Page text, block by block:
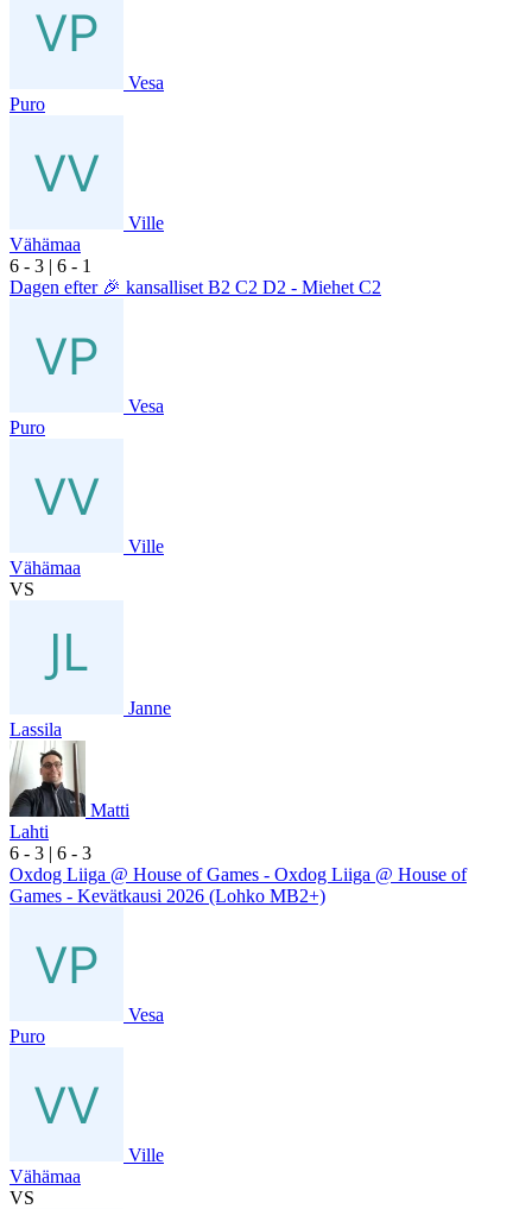
Vesa
Puro
Ville
Vähämaa
6 - 3 | 6 - 1
Dagen efter 🎉 kansalliset B2 C2 D2 - Miehet C2
Vesa
Puro
Ville
Vähämaa
VS
Janne
Lassila
Matti
Lahti
6 - 3 | 6 - 3
Oxdog Liiga @ House of Games - Oxdog Liiga @ House of
Games - Kevätkausi 2026 (Lohko MB2+)
Vesa
Puro
Ville
Vähämaa
VS